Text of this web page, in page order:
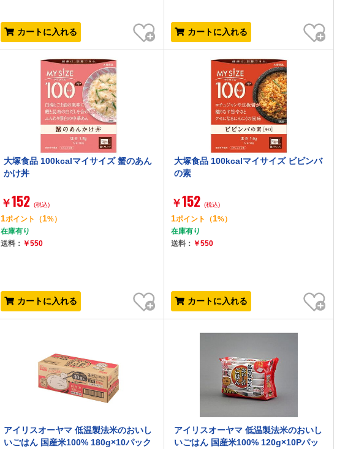
カートに入れる
お気に入り
カートに入れる
お気に入り
大塚食品 100kcalマイサイズ 蟹のあん
かけ丼
￥152 (税込)
1ポイント （1%）
在庫有り
送料： ￥550
カートに入れる
お気に入り
大塚食品 100kcalマイサイズ ビビンバ
の素
￥152 (税込)
1ポイント （1%）
在庫有り
送料： ￥550
カートに入れる
お気に入り
アイリスオーヤマ 低温製法米のおいし
いごはん 国産米100% 180g×10パック
アイリスオーヤマ 低温製法米のおいし
いごはん 国産米100% 120g×10Pパッ